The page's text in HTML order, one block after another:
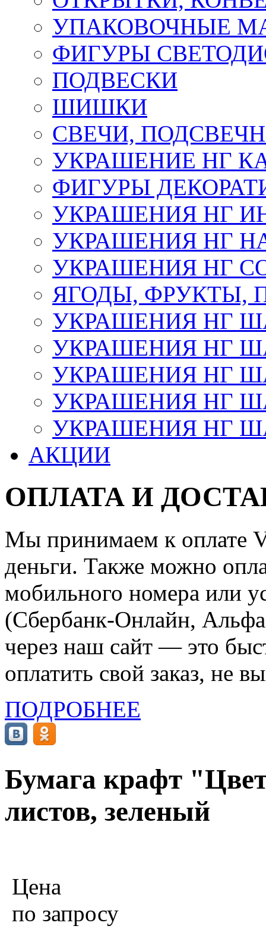
УПАКОВОЧНЫЕ
ФИГУРЫ
ПОДВЕСКИ
ШИШКИ
СВЕЧИ,
УКРАШЕНИЕ НГ
ФИГУРЫ
УКРАШЕНИЯ НГ
УКРАШЕНИЯ НГ
УКРАШЕНИЯ НГ
ЯГОДЫ, ФРУКТЫ,
УКРАШЕНИЯ НГ
УКРАШЕНИЯ НГ
УКРАШЕНИЯ НГ
УКРАШЕНИЯ НГ
УКРАШЕНИЯ НГ
АКЦИИ
ОПЛАТА И
Мы принимаем к оплате
деньги. Также можно
мобильного номера или
(Сбербанк-Онлайн,
через наш сайт — это
оплатить свой заказ, не
ПОДРОБНЕЕ
Бумага крафт
листов, зеленый
Цена
по запросу